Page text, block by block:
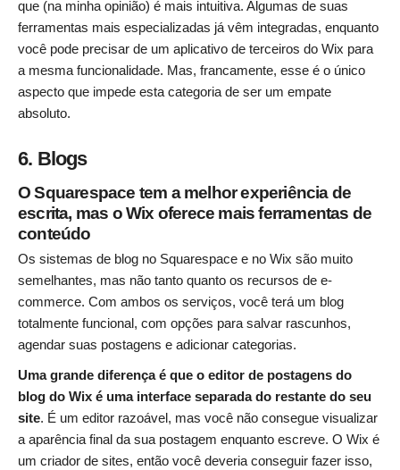
que (na minha opinião) é mais intuitiva. Algumas de suas
ferramentas mais especializadas já vêm integradas, enquanto
você pode precisar de um aplicativo de terceiros do Wix para
a mesma funcionalidade. Mas, francamente, esse é o único
aspecto que impede esta categoria de ser um empate
absoluto.
6. Blogs
O Squarespace tem a melhor experiência de
escrita, mas o Wix oferece mais ferramentas de
conteúdo
Os sistemas de blog no Squarespace e no Wix são muito
semelhantes, mas não tanto quanto os recursos de e-
commerce. Com ambos os serviços, você terá um blog
totalmente funcional, com opções para salvar rascunhos,
agendar suas postagens e adicionar categorias.
Uma grande diferença é que o editor de postagens do
blog do Wix é uma interface separada do restante do seu
site. É um editor razoável, mas você não consegue visualizar
a aparência final da sua postagem enquanto escreve. O Wix é
um criador de sites, então você deveria conseguir fazer isso,